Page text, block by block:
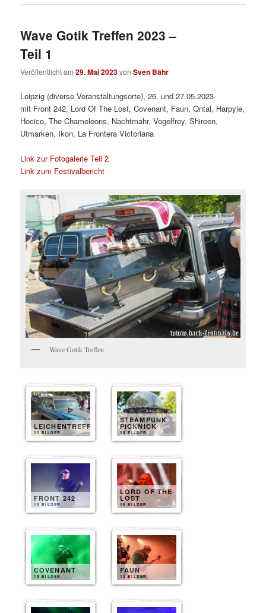
Wave Gotik Treffen 2023 –
Teil 1
Veröffentlicht am29. Mai 2023vonSven Bähr
Leipzig (diverse Veranstaltungsorte), 26. und 27.05.2023
mit Front 242, Lord Of The Lost, Covenant, Faun, Qntal, Harpyie,
Hocico, The Chameleons, Nachtmahr, Vogelfrey, Shireen,
Utmarken, Ikon, La Frontera Victoriana
Link zur Fotogalerie Teil 2
Link zum Festivalbericht
Wave Gotik Treffen
LEICHENTREFF
25 BILDER
STEAMPUNK
PICKNICK
20 BILDER
FRONT 242
15 BILDER
LORD OF THE
LOST
15 BILDER
COVENANT
13 BILDER
FAUN
12 BILDER